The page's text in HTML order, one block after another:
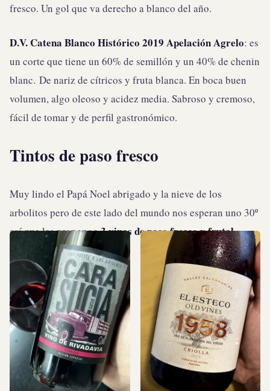
fresco. Un gol que va derecho a blanco del año.
D.V. Catena Blanco Histórico 2019 Apelación Agrelo: es
un corte que tiene un 60% de semillón y un 40% de chenin
blanc. De nariz de cítricos y fruta blanca. En boca buen
volumen, algo oleoso y acidez media. Sabroso y cremoso,
fácil de tomar y de perfil gastronómico.
Tintos de paso fresco
Muy lindo el Papá Noel abrigado y la nieve de los
arbolitos pero de este lado del mundo nos esperan uno 30º
así que les propongo3 vinos de paso fresco y frutal.